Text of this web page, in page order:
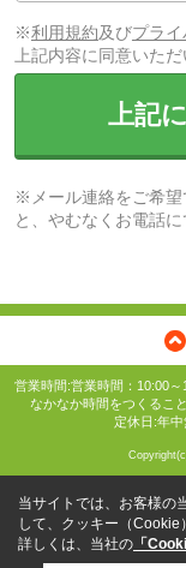
※利用規約及びプライ
上記内容に同意いた
上記
※メール連絡をご希望
と、やむなくお電話
営業時間:営業時間：10:00
なかなか時間をつくるこ
定休日:年
当サイトでは、お客様の
して、クッキー（Cookie
詳しくは、当社の 「